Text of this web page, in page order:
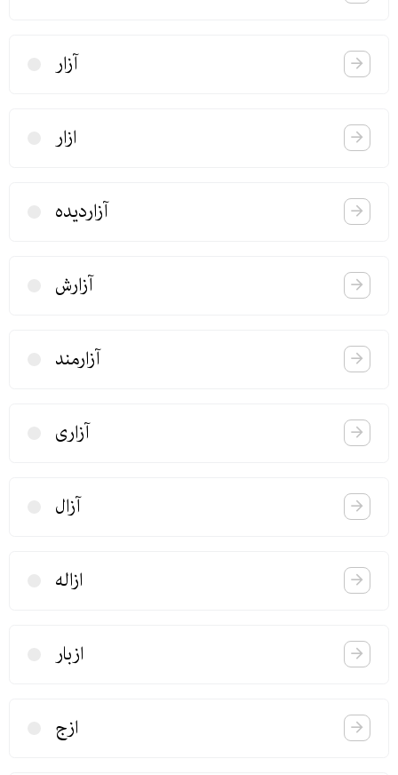
آزار
ازار
آزاردیده
آزارش
آزارمند
آزاری
آزال
ازاله
ازبار
ازج